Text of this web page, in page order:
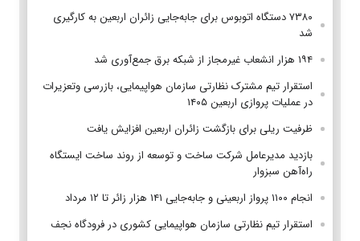
۷۳۸۰ دستگاه اتوبوس برای جابه‌جایی زائران اربعین به‌ کارگیری
شد
۱۹۴ هزار انشعاب غیرمجاز از شبکه برق جمع‌آوری شد
استقرار تیم مشترک نظارتی سازمان هواپیمایی، بازرسی وتعزیرات
در عملیات پروازی اربعین ۱۴۰۵
ظرفیت ریلی برای بازگشت زائران اربعین افزایش یافت
بازدید مدیرعامل شرکت ساخت و توسعه از روند ساخت ایستگاه
راه‌آهن سبزوار
انجام ۱۱۰۰ پرواز اربعینی و جابه‌جایی ۱۴۱ هزار زائر تا ۱۲ مرداد
استقرار تیم‌ نظارتی سازمان هواپیمایی کشوری در فرودگاه نجف